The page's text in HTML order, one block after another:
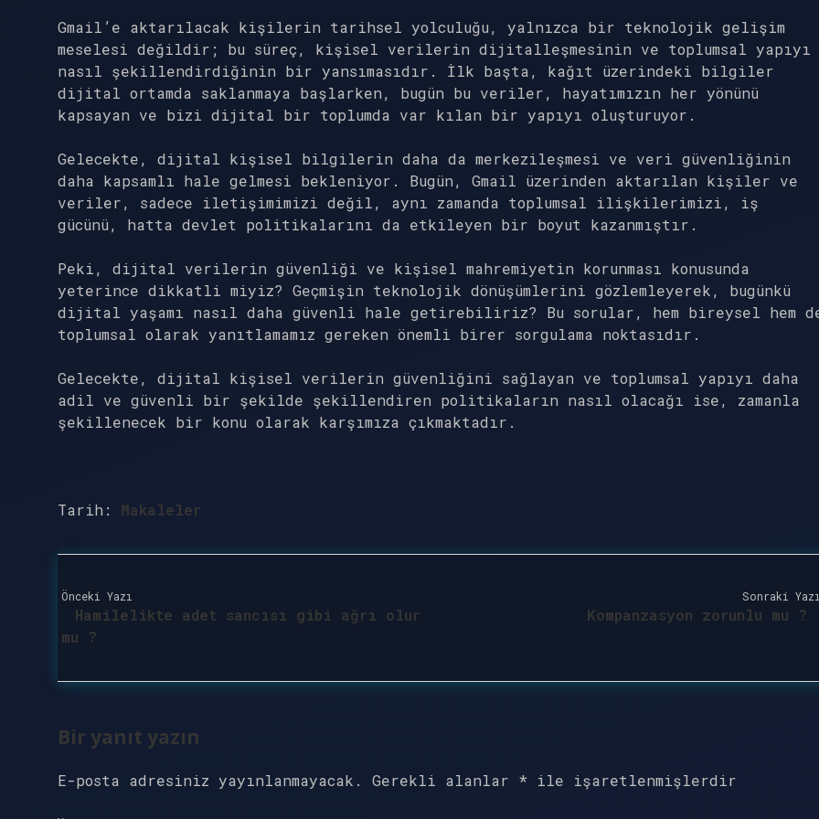
Gmail’e aktarılacak kişilerin tarihsel yolculuğu, yalnızca bir teknolojik gelişim
meselesi değildir; bu süreç, kişisel verilerin dijitalleşmesinin ve toplumsal yapıyı
nasıl şekillendirdiğinin bir yansımasıdır. İlk başta, kağıt üzerindeki bilgiler
dijital ortamda saklanmaya başlarken, bugün bu veriler, hayatımızın her yönünü
kapsayan ve bizi dijital bir toplumda var kılan bir yapıyı oluşturuyor.
Gelecekte, dijital kişisel bilgilerin daha da merkezileşmesi ve veri güvenliğinin
daha kapsamlı hale gelmesi bekleniyor. Bugün, Gmail üzerinden aktarılan kişiler ve
veriler, sadece iletişimimizi değil, aynı zamanda toplumsal ilişkilerimizi, iş
gücünü, hatta devlet politikalarını da etkileyen bir boyut kazanmıştır.
Peki, dijital verilerin güvenliği ve kişisel mahremiyetin korunması konusunda
yeterince dikkatli miyiz? Geçmişin teknolojik dönüşümlerini gözlemleyerek, bugünkü
dijital yaşamı nasıl daha güvenli hale getirebiliriz? Bu sorular, hem bireysel hem
toplumsal olarak yanıtlamamız gereken önemli birer sorgulama noktasıdır.
Gelecekte, dijital kişisel verilerin güvenliğini sağlayan ve toplumsal yapıyı daha
adil ve güvenli bir şekilde şekillendiren politikaların nasıl olacağı ise, zamanla
şekillenecek bir konu olarak karşımıza çıkmaktadır.
Tarih: Makaleler
Önceki Yazı
Hamilelikte adet sancısı gibi ağrı olur
mu ?
Sonraki
Kompanzasyon zorunlu mu ?
Bir yanıt yazın
E-posta adresiniz yayınlanmayacak. Gerekli alanlar * ile işaretlenmişlerdir